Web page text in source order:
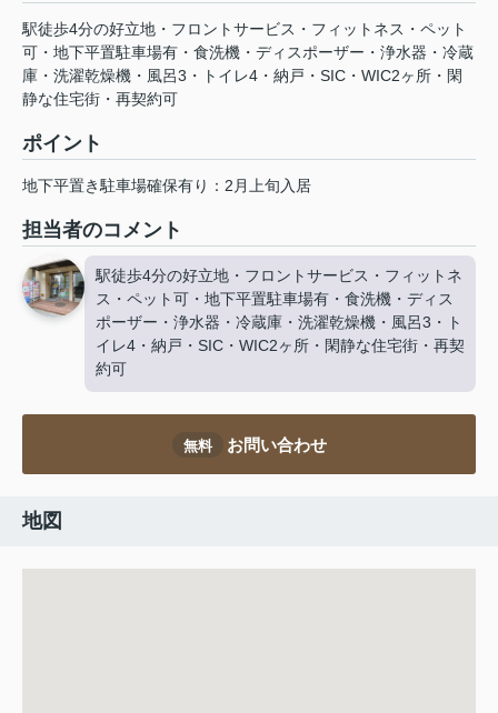
駅徒歩4分の好立地・フロントサービス・フィットネス・ペット
可・地下平置駐車場有・食洗機・ディスポーザー・浄水器・冷蔵
庫・洗濯乾燥機・風呂3・トイレ4・納戸・SIC・WIC2ヶ所・閑
静な住宅街・再契約可
ポイント
地下平置き駐車場確保有り：2月上旬入居
担当者のコメント
駅徒歩4分の好立地・フロントサービス・フィットネ
ス・ペット可・地下平置駐車場有・食洗機・ディス
ポーザー・浄水器・冷蔵庫・洗濯乾燥機・風呂3・ト
イレ4・納戸・SIC・WIC2ヶ所・閑静な住宅街・再契
約可
無料 お問い合わせ
地図